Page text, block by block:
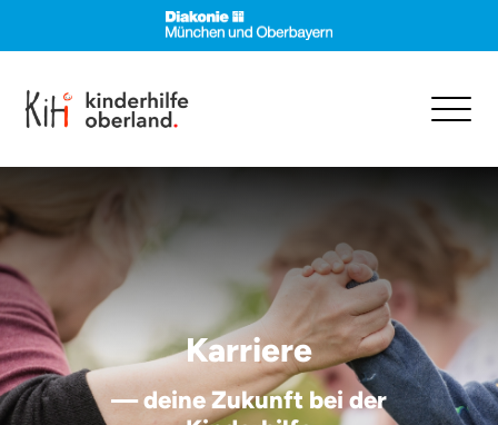
Karriere
— deine Zukunft bei der